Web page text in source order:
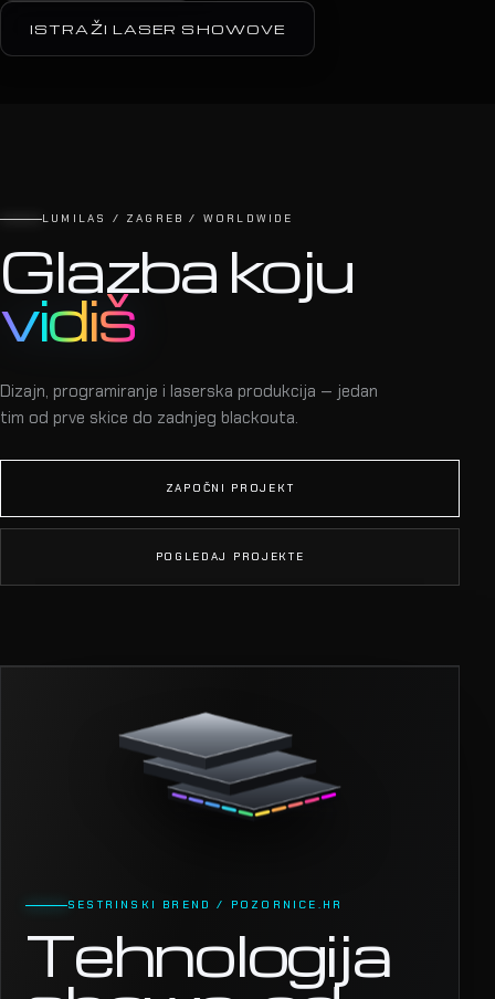
ISTRAŽI LASER SHOWOVE
LUMILAS / ZAGREB / WORLDWIDE
Glazba koju
vidiš
Dizajn, programiranje i laserska produkcija — jedan
tim od prve skice do zadnjeg blackouta.
ZAPOČNI PROJEKT
POGLEDAJ PROJEKTE
SESTRINSKI BREND / POZORNICE.HR
Tehnologija